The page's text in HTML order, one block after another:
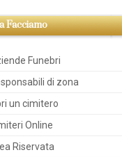
Facciamo
Funebri
di zona
un cimitero
Online
Riservata